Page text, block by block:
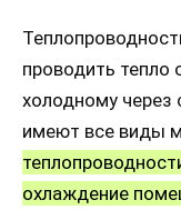
проводить тепло
холодному
имеют все виды
охлаждение